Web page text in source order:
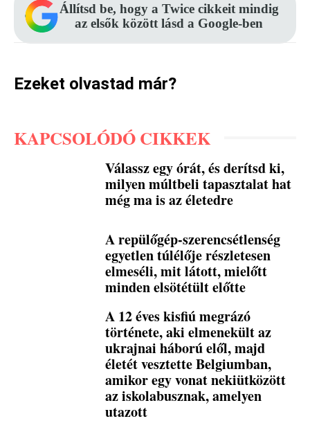
Állítsd be, hogy a Twice cikkeit mindig
az elsők között lásd a Google-ben
Ezeket olvastad már?
KAPCSOLÓDÓ CIKKEK
Válassz egy órát, és derítsd ki,
milyen múltbeli tapasztalat hat
még ma is az életedre
A repülőgép-szerencsétlenség
egyetlen túlélője részletesen
elmeséli, mit látott, mielőtt
minden elsötétült előtte
A 12 éves kisfiú megrázó
története, aki elmenekült az
ukrajnai háború elől, majd
életét vesztette Belgiumban,
amikor egy vonat nekiütközött
az iskolabusznak, amelyen
utazott